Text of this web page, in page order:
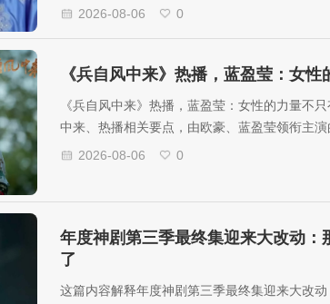
严馥之这条副线，是追《御廷谣》的意外之喜。
2026-08-06 0
《兵自风中来》热播，蓝盈莹：女
《兵自风中来》热播，蓝盈莹：女性的力量不
中来、热播相关要点，由欧豪、蓝盈莹领衔主演
在央视八套黄金档、爱奇艺、腾讯视频热播，
2026-08-06 0
年度神剧第三季最终集迎来大改动：
了
这篇内容解释年度神剧第三季最终集迎来大改